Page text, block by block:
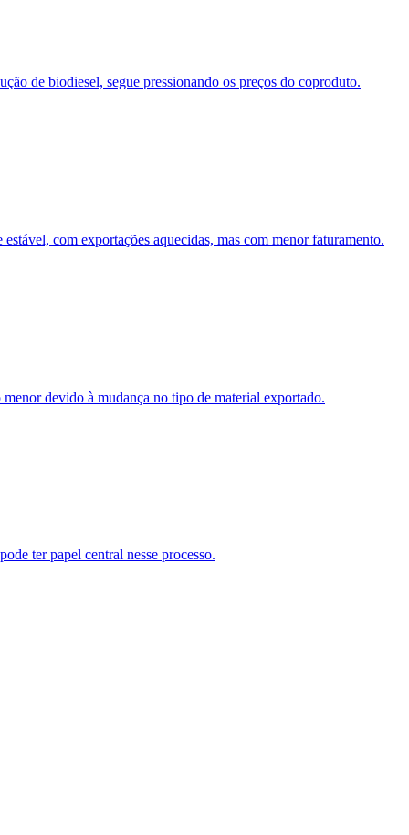
de biodiesel, segue pressionando os preços do coproduto.
com exportações aquecidas, mas com menor faturamento.
devido à mudança no tipo de material exportado.
ter papel central nesse processo.